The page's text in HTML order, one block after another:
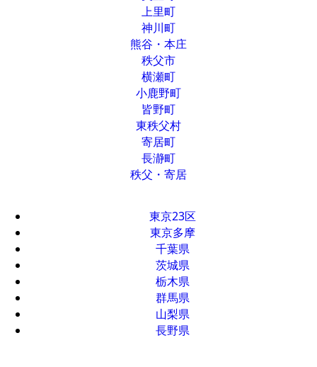
上里町
神川町
熊谷・本庄
秩父市
横瀬町
小鹿野町
皆野町
東秩父村
寄居町
長瀞町
秩父・寄居
東京23区
東京多摩
千葉県
茨城県
栃木県
群馬県
山梨県
長野県